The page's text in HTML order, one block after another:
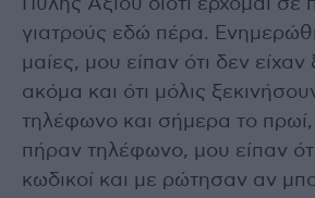
γιατρούς εδώ πέρα.
μαίες, μου είπαν ότι δεν είχαν
ακόμα και ότι μόλις
τηλέφωνο και σήμερα το πρωί,
πήραν τηλέφωνο, μου είπαν
κωδικοί και με ρώτησαν αν